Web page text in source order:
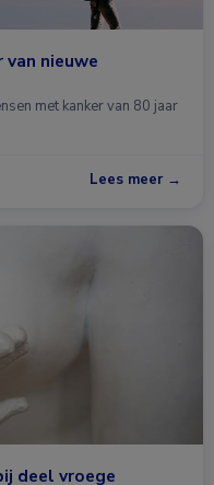
nieuwe
met kanker van 80 jaar
Lees meer →
deel vroege